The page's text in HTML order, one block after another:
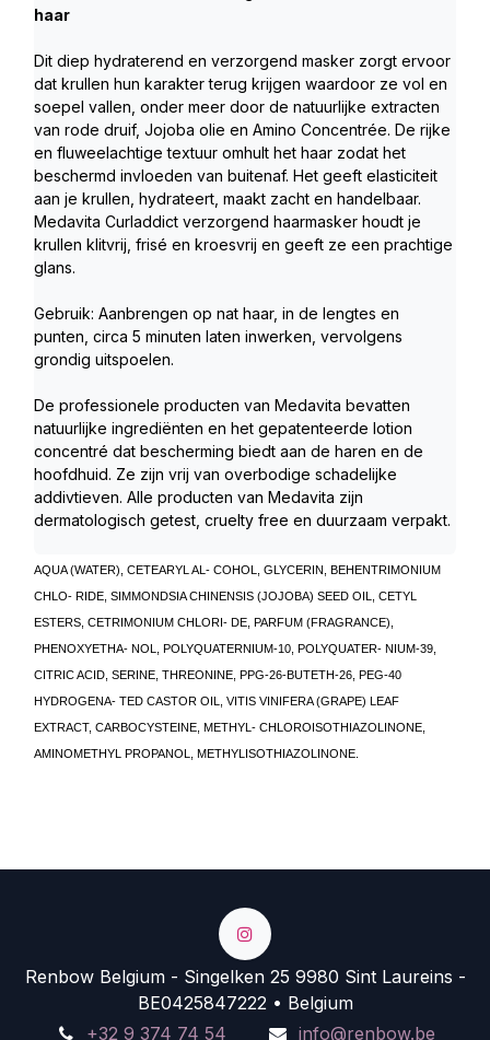
haar
Dit diep hydraterend en verzorgend masker zorgt ervoor
dat krullen hun karakter terug krijgen waardoor ze vol en
soepel vallen, onder meer door de natuurlijke extracten
van rode druif, Jojoba olie en Amino Concentrée. De rijke
en fluweelachtige textuur omhult het haar zodat het
beschermd invloeden van buitenaf. Het geeft elasticiteit
aan je krullen, hydrateert, maakt zacht en handelbaar.
Medavita Curladdict verzorgend haarmasker houdt je
krullen klitvrij, frisé en kroesvrij en geeft ze een prachtige
glans.
Gebruik: Aanbrengen op nat haar, in de lengtes en
punten, circa 5 minuten laten inwerken, vervolgens
grondig uitspoelen.
De professionele producten van Medavita bevatten
natuurlijke ingrediënten en het gepatenteerde lotion
concentré dat bescherming biedt aan de haren en de
hoofdhuid. Ze zijn vrij van overbodige schadelijke
addivtieven. Alle producten van Medavita zijn
dermatologisch getest, cruelty free en duurzaam verpakt.
AQUA (WATER), CETEARYL AL- COHOL, GLYCERIN, BEHENTRIMONIUM
CHLO- RIDE, SIMMONDSIA CHINENSIS (JOJOBA) SEED OIL, CETYL
ESTERS, CETRIMONIUM CHLORI- DE, PARFUM (FRAGRANCE),
PHENOXYETHA- NOL, POLYQUATERNIUM-10, POLYQUATER- NIUM-39,
CITRIC ACID, SERINE, THREONINE, PPG-26-BUTETH-26, PEG-40
HYDROGENA- TED CASTOR OIL, VITIS VINIFERA (GRAPE) LEAF
EXTRACT, CARBOCYSTEINE, METHYL- CHLOROISOTHIAZOLINONE,
AMINOMETHYL PROPANOL, METHYLISOTHIAZOLINONE.
Renbow Belgium - Singelken 25 9980 Sint Laureins -
BE0425847222 • Belgium
+32 9 374 74 54
info@renbow.be